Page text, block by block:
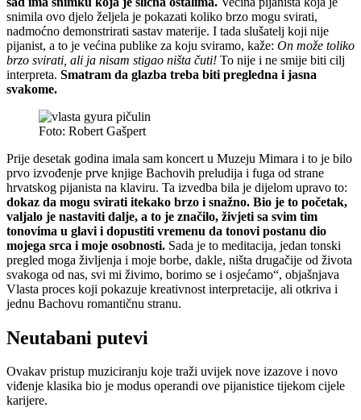
snimila ovo djelo željela je pokazati koliko brzo mogu svirati,
nadmoćno demonstrirati sastav materije. I tada slušatelj koji nije
pijanist, a to je većina publike za koju sviramo, kaže: On može toliko
brzo svirati, ali ja nisam stigao ništa čuti! To nije i ne smije biti cilj
interpreta. Smatram da glazba treba biti pregledna i jasna
svakome.
Foto: Robert Gašpert
Prije desetak godina imala sam koncert u Muzeju Mimara i to je bilo
prvo izvođenje prve knjige Bachovih preludija i fuga od strane
hrvatskog pijanista na klaviru. Ta izvedba bila je dijelom upravo to:
dokaz da mogu svirati itekako brzo i snažno. Bio je to početak,
valjalo je nastaviti dalje, a to je značilo, živjeti sa svim tim
tonovima u glavi i dopustiti vremenu da tonovi postanu dio
mojega srca i moje osobnosti. Sada je to meditacija, jedan tonski
pregled moga življenja i moje borbe, dakle, ništa drugačije od života
svakoga od nas, svi mi živimo, borimo se i osjećamo“, objašnjava
Vlasta proces koji pokazuje kreativnost interpretacije, ali otkriva i
jednu Bachovu romantičnu stranu.
Neutabani putevi
Ovakav pristup muziciranju koje traži uvijek nove izazove i novo
viđenje klasika bio je modus operandi ove pijanistice tijekom cijele
karijere.